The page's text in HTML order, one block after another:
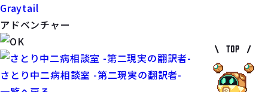
Graytail
アドベンチャー
さとり中二病相談室 -第二現実の翻訳者-